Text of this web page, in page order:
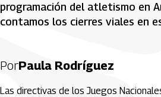
programación del atletismo en
contamos los cierres viales en
PorPaula Rodríguez
Las directivas de los Juegos